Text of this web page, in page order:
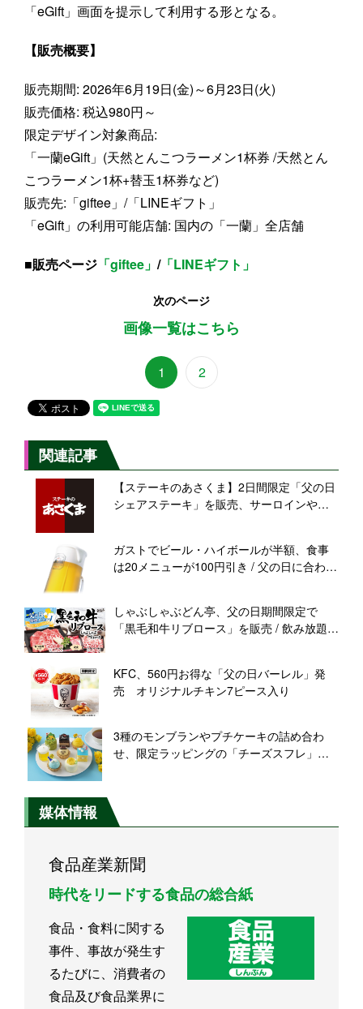
「eGift」画面を提示して利用する形となる。
【販売概要】
販売期間: 2026年6月19日(金)～6月23日(火)
販売価格: 税込980円～
限定デザイン対象商品:
「一蘭eGift」(天然とんこつラーメン1杯券 /天然とん
こつラーメン1杯+替玉1杯券など)
販売先:「giftee」/「LINEギフト」
「eGift」の利用可能店舗: 国内の「一蘭」全店舗
■販売ページ 「giftee」 /「LINEギフト」
次のページ
画像一覧はこちら
1 2
関連記事
【ステーキのあさくま】2日間限定「父の日
シェアステーキ」を販売、サーロインやテ
ガストでビール・ハイボールが半額、食事
は20メニューが100円引き / 父の日に合わせ
しゃぶしゃぶどん亭、父の日期間限定で
「黒毛和牛リブロース」を販売 / 飲み放題
KFC、560円お得な「父の日バーレル」発
売 オリジナルチキン7ピース入り
3種のモンブランやプチケーキの詰め合わ
せ、限定ラッピングの「チーズスフレ」な
媒体情報
食品産業新聞
時代をリードする食品の総合紙
食品・食料に関する
事件、事故が発生す
るたびに、消費者の
食品及び食品業界に